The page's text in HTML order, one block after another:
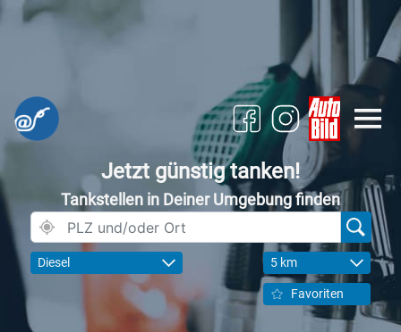
Jetzt günstig tanken!
Tankstellen in Deiner Umgebung finden
Diesel 5 km
Favoriten